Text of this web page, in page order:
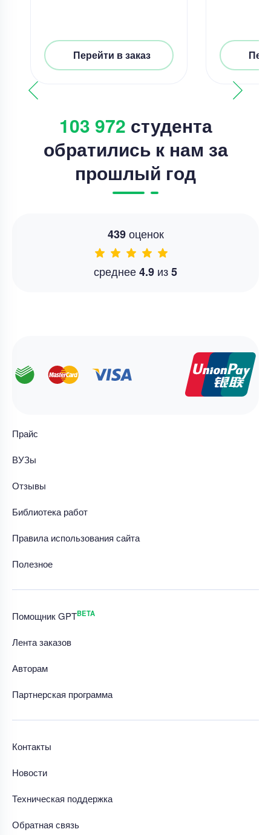
Перейти в заказ
103 972 студента
обратились к нам за
прошлый год
439оценок
среднее4.9 из5
Прайс
ВУЗы
Отзывы
Библиотека работ
Правила использования сайта
Полезное
Помощник GPTBETA
Лента заказов
Авторам
Партнерская программа
Контакты
Новости
Техническая поддержка
Обратная связь